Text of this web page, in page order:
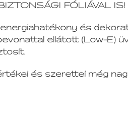
FÓLIÁVAL IS!
és
ellátott (Low-E)
és szerettei még